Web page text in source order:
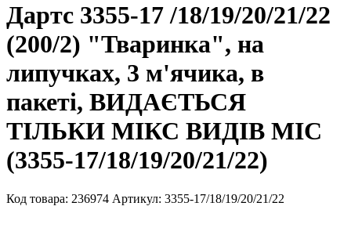
Дартс 3355-17 /18/19/20/21/22
(200/2) "Тваринка", на
липучках, 3 м'ячика, в
пакеті, ВИДАЄТЬСЯ
ТІЛЬКИ МІКС ВИДІВ MIC
(3355-17/18/19/20/21/22)
Код товара: 236974 Артикул: 3355-17/18/19/20/21/22